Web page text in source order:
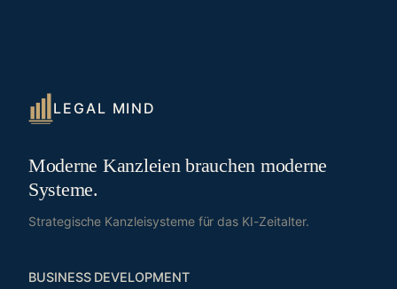
LEGAL MIND
Moderne Kanzleien brauchen moderne
Systeme.
Strategische Kanzleisysteme für das KI-Zeitalter.
BUSINESS DEVELOPMENT